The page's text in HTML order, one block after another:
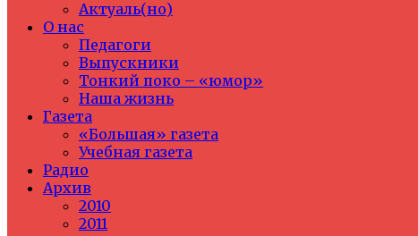
Актуаль(но)
О нас
Педагоги
Выпускники
Тонкий поко – «юмор»
Наша жизнь
Газета
«Большая» газета
Учебная газета
Радио
Архив
2010
2011